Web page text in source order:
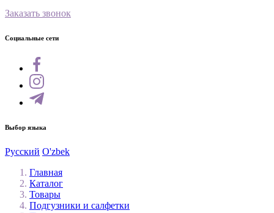
Заказать звонок
Социальные сети
Выбор языка
Русский O'zbek
Главная
Каталог
Товары
Подгузники и салфетки